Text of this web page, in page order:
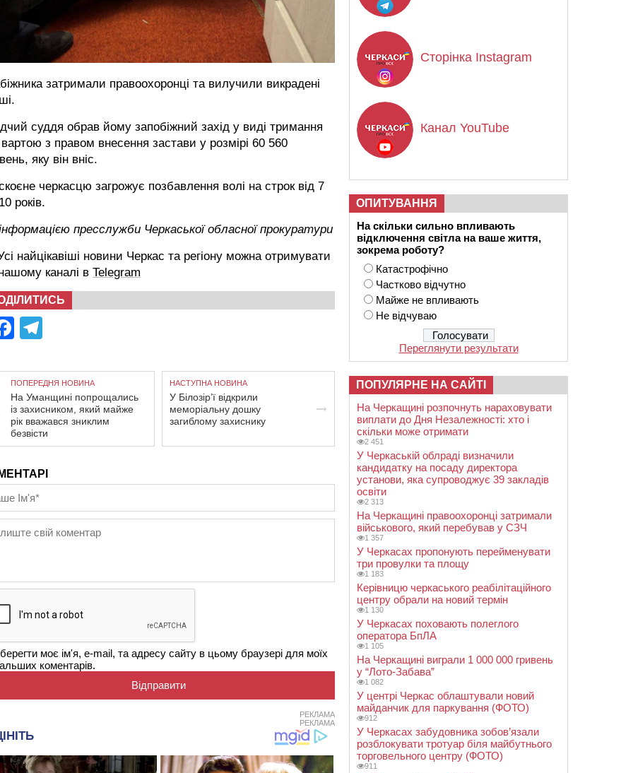
затримали правоохоронці та вилучили викрадені
суддя обрав йому запобіжний захід у виді тримання
вартою з правом внесення застави у розмірі 60 560
яку він вніс.
черкасцю загрожує позбавлення волі на строк від 7
років.
пресслужби Черкаської обласної прокуратури
найцікавіші новини Черкас та регіону можна отримувати
каналі в Telegram
Facebook
ПОПЕРЕДНЯ НОВИНА
На Уманщині попрощались
із захисником, який майже
рік вважався зниклим
безвісти
НАСТУПНА НОВИНА
У Білозір’ї відкрили
меморіальну дошку
загиблому захиснику
моє ім'я, e-mail, та адресу сайту в цьому браузері для моїх
коментарів.
РЕКЛАМА
РЕКЛАМА
Сторінка Instagram
Канал YouTube
ОПИТУВАННЯ
На скільки сильно впливають
відключення світла на ваше життя,
зокрема роботу?
Катастрофічно
Частково відчутно
Майже не впливають
Не відчуваю
Переглянути результати
ПОПУЛЯРНЕ НА САЙТІ
На Черкащині розпочнуть нараховувати
виплати до Дня Незалежності: хто і
скільки може отримати
2 451
У Черкаській облраді визначили
кандидатку на посаду директора
установи, яка супроводжує 39 закладів
освіти
2 313
На Черкащині правоохоронці затримали
військового, який перебував у СЗЧ
1 357
У Черкасах пропонують перейменувати
три провулки та площу
1 183
Керівницю черкаського реабілітаційного
центру обрали на новий термін
1 130
У Черкасах поховають полеглого
оператора БпЛА
1 105
На Черкащині виграли 1 000 000 гривень
у “Лото-Забава”
1 082
У центрі Черкас облаштували новий
майданчик для паркування (ФОТО)
912
У Черкасах забудовника зобов’язали
розблокувати тротуар біля майбутнього
торговельного центру (ФОТО)
911